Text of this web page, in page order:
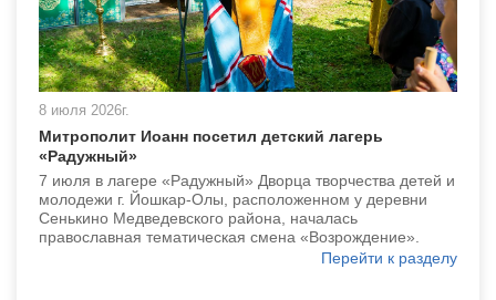
8 июля 2026г.
Митрополит Иоанн посетил детский лагерь
«Радужный»
7 июля в лагере «Радужный» Дворца творчества детей и
молодежи г. Йошкар-Олы, расположенном у деревни
Сенькино Медведевского района, началась
православная тематическая смена «Возрождение».
Перейти к разделу